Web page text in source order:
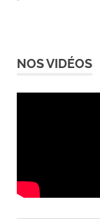
NOS VIDÉOS